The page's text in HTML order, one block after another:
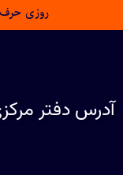
روزی حرف
آدرس دفتر